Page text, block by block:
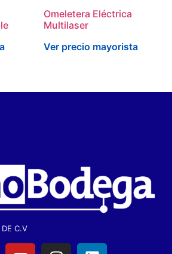
Omeletera Eléctrica
Multilaser
Ver precio mayorista
C.V